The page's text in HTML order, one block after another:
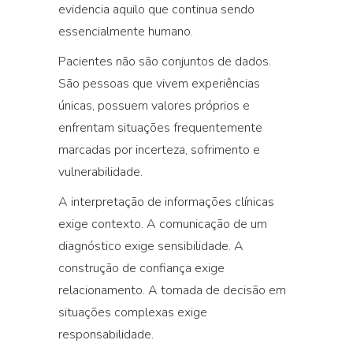
evidencia aquilo que continua sendo
essencialmente humano.
Pacientes não são conjuntos de dados.
São pessoas que vivem experiências
únicas, possuem valores próprios e
enfrentam situações frequentemente
marcadas por incerteza, sofrimento e
vulnerabilidade.
A interpretação de informações clínicas
exige contexto. A comunicação de um
diagnóstico exige sensibilidade. A
construção de confiança exige
relacionamento. A tomada de decisão em
situações complexas exige
responsabilidade.